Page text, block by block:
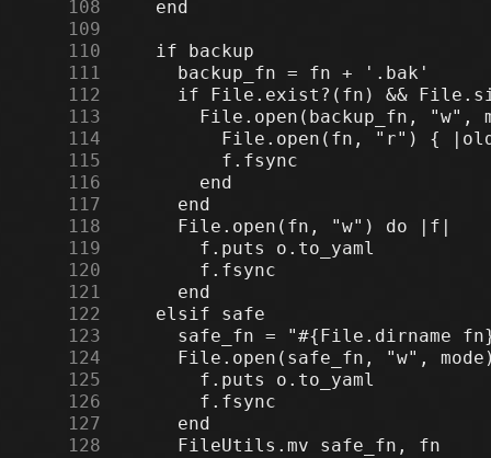
    108
    109
    110
    111
    112
    113
    114
    115
    116
    117
    118
    119
    120
    121
    122
    123
    124
    125
    126
    127
    128